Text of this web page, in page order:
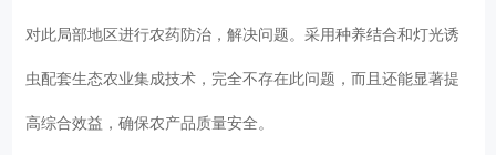
对此局部地区进行农药防治，解决问题。采用种养结合和灯光诱
虫配套生态农业集成技术，完全不存在此问题，而且还能显著提
高综合效益，确保农产品质量安全。